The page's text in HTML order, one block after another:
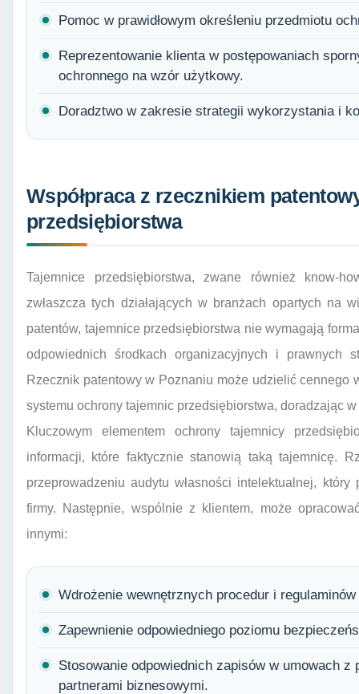
Pomoc w prawidłowym określeniu przedmiotu
Reprezentowanie klienta w postępowaniach
ochronnego na wzór użytkowy.
Doradztwo w zakresie strategii wykorzystania i
Współpraca z rzecznikiem
przedsiębiorstwa
Tajemnice przedsiębiorstwa, zwane również know-
zwłaszcza tych działających w branżach opartych na
patentów, tajemnice przedsiębiorstwa nie wymagają
odpowiednich środkach organizacyjnych i prawnych
Rzecznik patentowy w Poznaniu może udzielić cennego
systemu ochrony tajemnic przedsiębiorstwa, doradzając
Kluczowym elementem ochrony tajemnicy
informacji, które faktycznie stanowią taką tajemnicę.
przeprowadzeniu audytu własności intelektualnej,
firmy. Następnie, wspólnie z klientem, może
innymi:
Wdrożenie wewnętrznych procedur i
Zapewnienie odpowiedniego poziomu
Stosowanie odpowiednich zapisów w umowach
partnerami biznesowymi.